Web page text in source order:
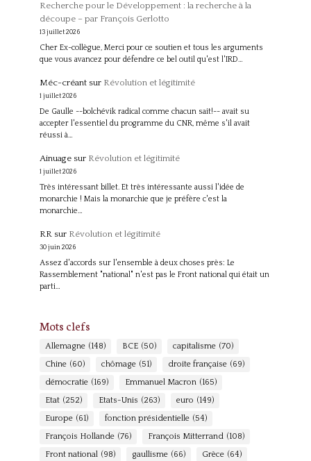
Recherche pour le Développement : la recherche à la
découpe – par François Gerlotto
13 juillet 2026
Cher Ex-collègue, Merci pour ce soutien et tous les arguments
que vous avancez pour défendre ce bel outil qu'est l'IRD…
Méc-créantsur Révolution et légitimité
1 juillet 2026
De Gaulle --bolchévik radical comme chacun sait!-- avait su
accepter l'essentiel du programme du CNR, même s'il avait
réussi à…
Ainuagesur Révolution et légitimité
1 juillet 2026
Très intéressant billet. Et très intéressante aussi l'idée de
monarchie ! Mais la monarchie que je préfère c'est la
monarchie…
RRsur Révolution et légitimité
30 juin 2026
Assez d'accords sur l'ensemble à deux choses près: Le
Rassemblement "national" n'est pas le Front national qui était un
parti…
Mots clefs
Allemagne (148) BCE (50) capitalisme (70)
Chine (60) chômage (51) droite française (69)
démocratie (169) Emmanuel Macron (165)
Etat (252) Etats-Unis (263) euro (149)
Europe (61) fonction présidentielle (54)
François Hollande (76) François Mitterrand (108)
Front national (98) gaullisme (66) Grèce (64)